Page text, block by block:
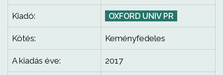
Kiadó: OXFORD UNIV PR
Kötés: Keményfedeles
A kiadás éve: 2017